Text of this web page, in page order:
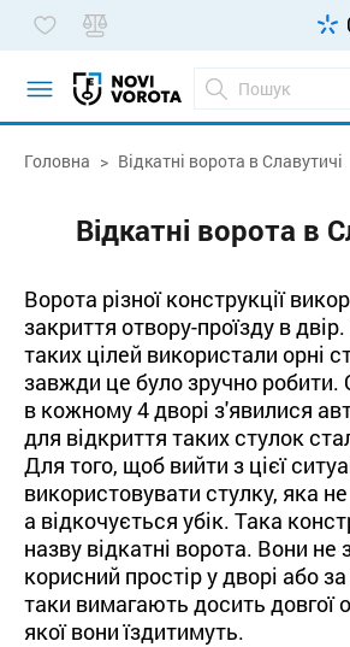
Головна Відкатні ворота в Славутичі
Відкатні ворота в
Ворота різної конструкції
закриття отвору-проїзду в
таких цілей використали орні
завжди це було зручно робити.
в кожному 4 дворі з'явилися
для відкриття таких стулок
Для того, щоб вийти з цієї
використовувати стулку, яка
а відкочується убік. Така
назву відкатні ворота. Вони
корисний простір у дворі або
таки вимагають досить довгої
якої вони їздитимуть.